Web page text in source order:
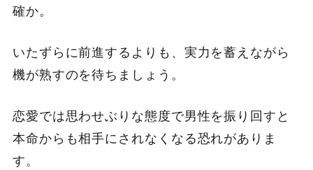
確か。
いたずらに前進するよりも、実力を蓄えながら
機が熟すのを待ちましょう。
恋愛では思わせぶりな態度で男性を振り回すと
本命からも相手にされなくなる恐れがありま
す。